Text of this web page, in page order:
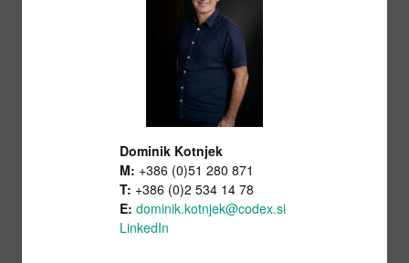
Dominik Kotnjek
M: +386 (0)51 280 871
T: +386 (0)2 534 14 78
E: dominik.kotnjek@codex.si
LinkedIn